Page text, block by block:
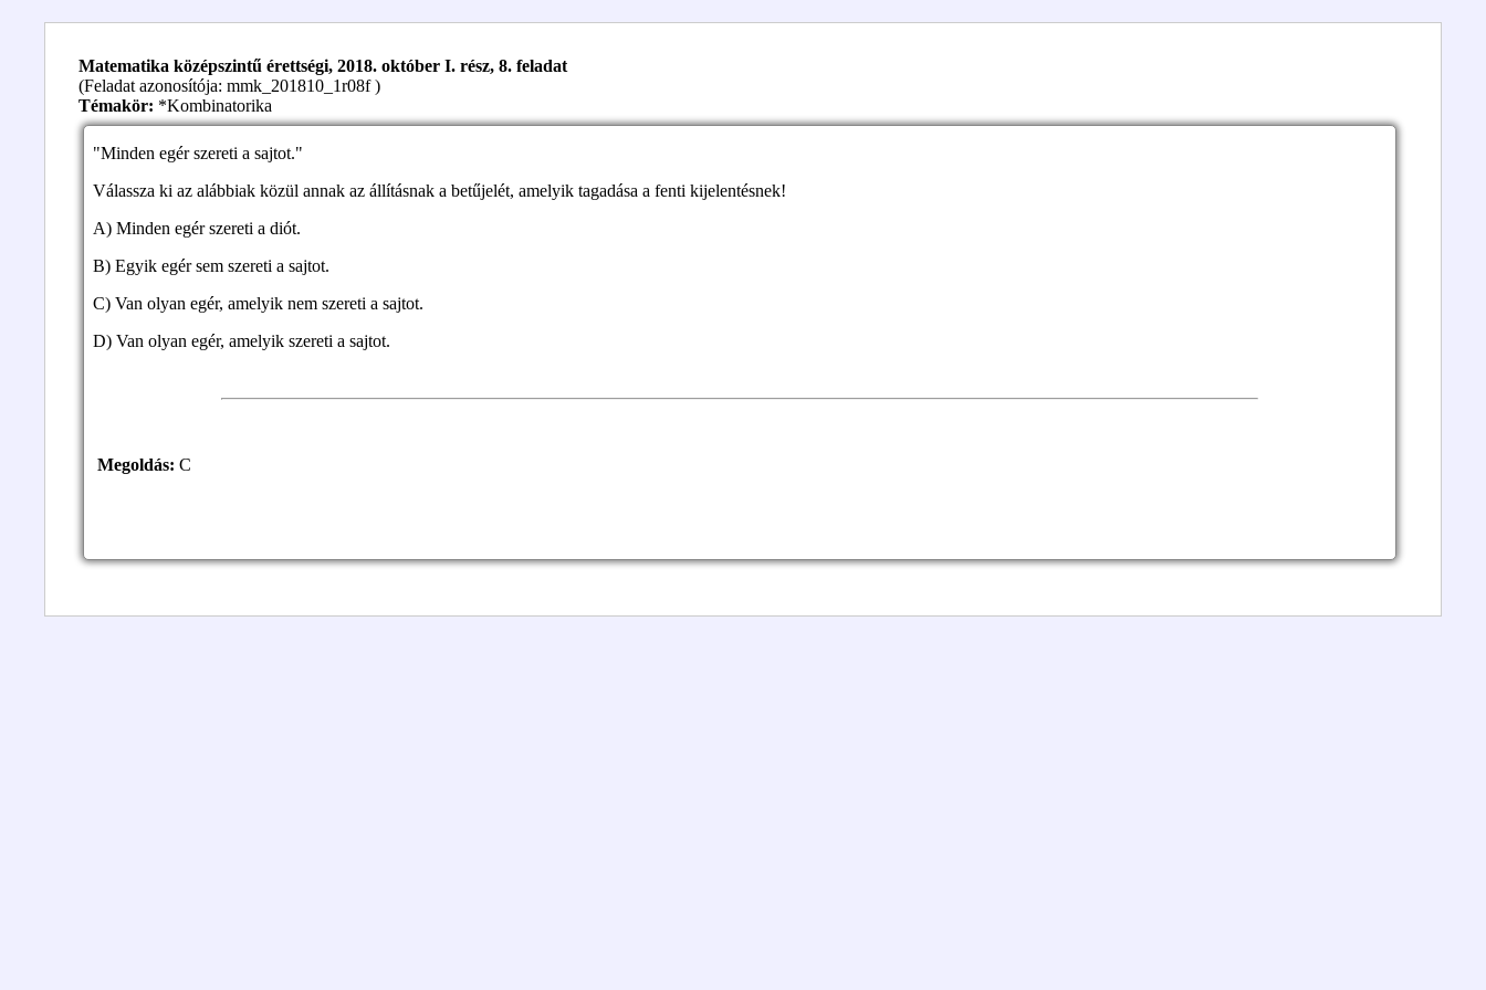
Matematika középszintű érettségi, 2018. október I. rész, 8. feladat
(Feladat azonosítója: mmk_201810_1r08f )
Témakör: *Kombinatorika
"Minden egér szereti a sajtot."
Válassza ki az alábbiak közül annak az állításnak a betűjelét, amelyik tagadása a fenti kijelentésnek!
A) Minden egér szereti a diót.
B) Egyik egér sem szereti a sajtot.
C) Van olyan egér, amelyik nem szereti a sajtot.
D) Van olyan egér, amelyik szereti a sajtot.
Megoldás: C